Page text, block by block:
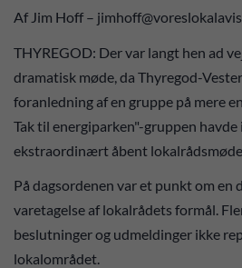
Af Jim Hoff –
THYREGOD: Der var langt hen ad
dramatisk møde, da Thyregod-
foranledning af en gruppe på mere
Tak til energiparken"-gruppen
ekstraordinært åbent lokalrådsmøde.
På dagsordenen var et punkt om en
varetagelse af lokalrådets formål.
beslutninger og udmeldinger ikke
lokalområdet.